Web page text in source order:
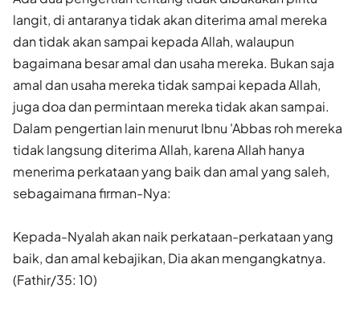
langit, di antaranya tidak akan diterima amal mereka
dan tidak akan sampai kepada Allah, walaupun
bagaimana besar amal dan usaha mereka. Bukan saja
amal dan usaha mereka tidak sampai kepada Allah,
juga doa dan permintaan mereka tidak akan sampai.
Dalam pengertian lain menurut Ibnu 'Abbas roh mereka
tidak langsung diterima Allah, karena Allah hanya
menerima perkataan yang baik dan amal yang saleh,
sebagaimana firman-Nya:
Kepada-Nyalah akan naik perkataan-perkataan yang
baik, dan amal kebajikan, Dia akan mengangkatnya.
(Fathir/35: 10)